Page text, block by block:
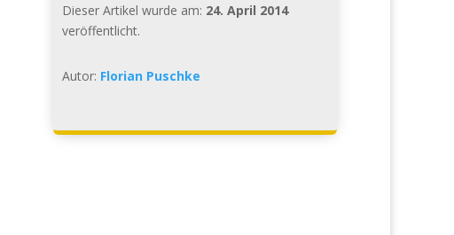
Dieser Artikel wurde am: 24. April 2014
veröffentlicht.
Autor: Florian Puschke